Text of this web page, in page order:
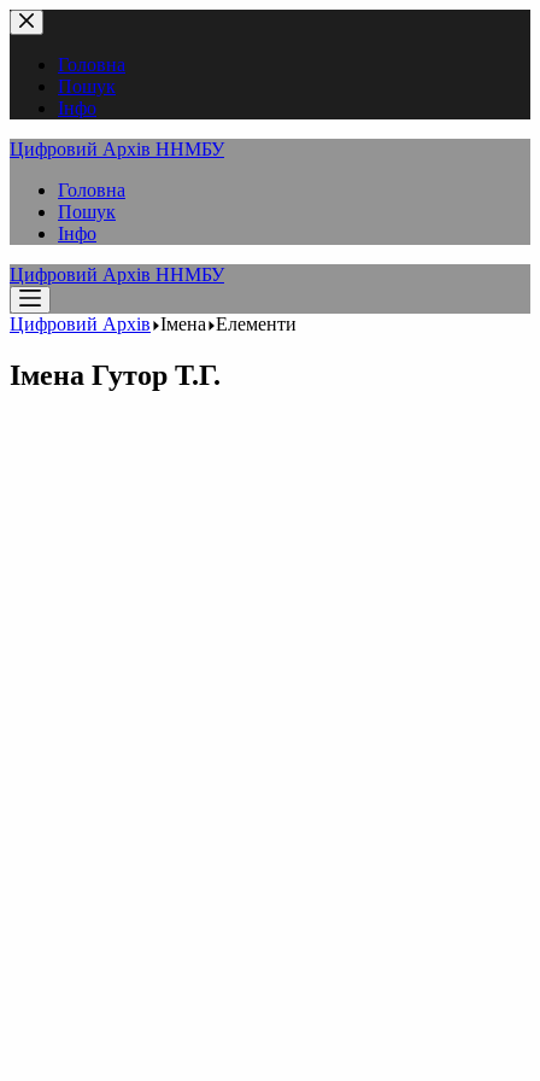
Перейти
до
вмістуГоловна
Пошук
Інфо
Цифровий Архів ННМБУ
Головна
Пошук
Інфо
Цифровий Архів ННМБУ
Цифровий Архів Імена Елементи
Імена Гутор Т.Г.